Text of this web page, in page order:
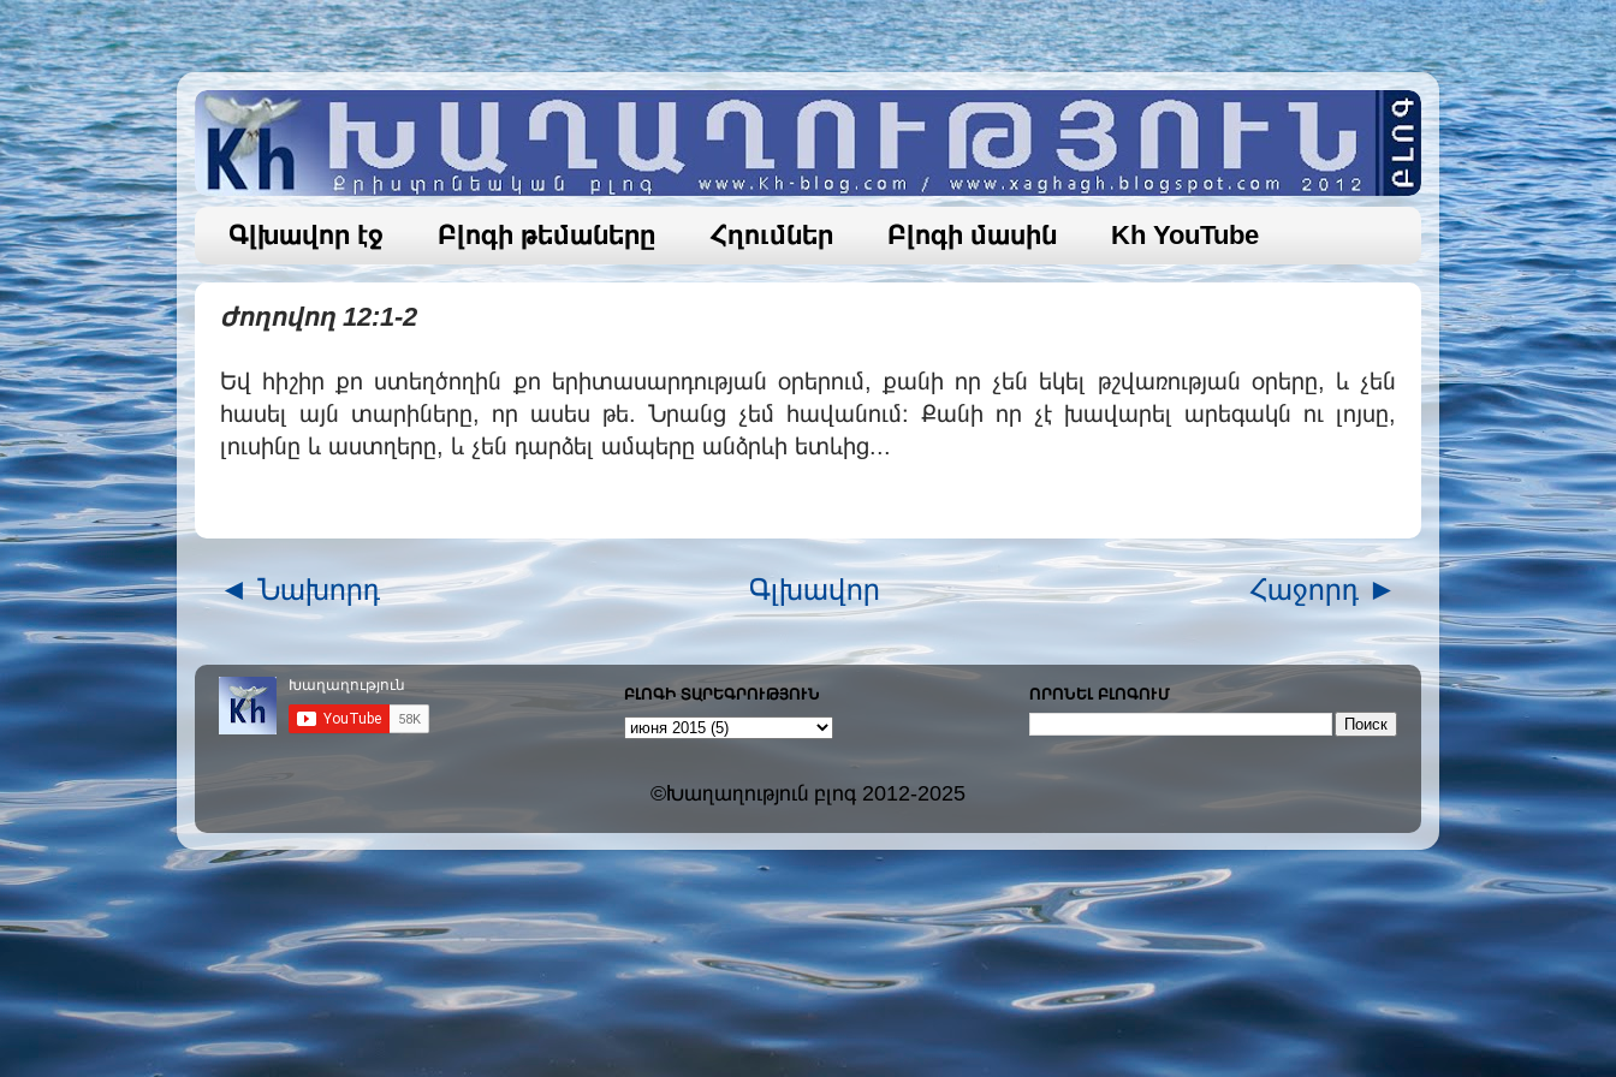
Գլխավոր էջ Բլոգի թեմաները Հղումներ Բլոգի մասին Kh YouTube
Ժողովող 12:1-2
Եվ հիշիր քո ստեղծողին քո երիտասարդության օրերում, քանի որ չեն եկել թշվառության օրերը, և չեն
հասել այն տարիները, որ ասես թե. Նրանց չեմ հավանում։ Քանի որ չէ խավարել արեգակն ու լոյսը,
լուսինը և աստղերը, և չեն դարձել ամպերը անձրևի ետևից...
◄ Նախորդ Հաջորդ ►
Գլխավոր
ԲԼՈԳԻ ՏԱՐԵԳՐՈՒԹՅՈՒՆ ՈՐՈՆԵԼ ԲԼՈԳՈՒՄ
©Խաղաղություն բլոգ 2012-2025